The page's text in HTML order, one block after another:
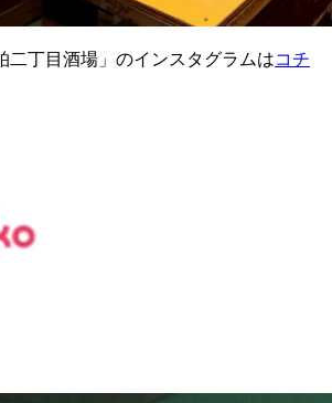
二丁目酒場」のインスタグラムはコチ